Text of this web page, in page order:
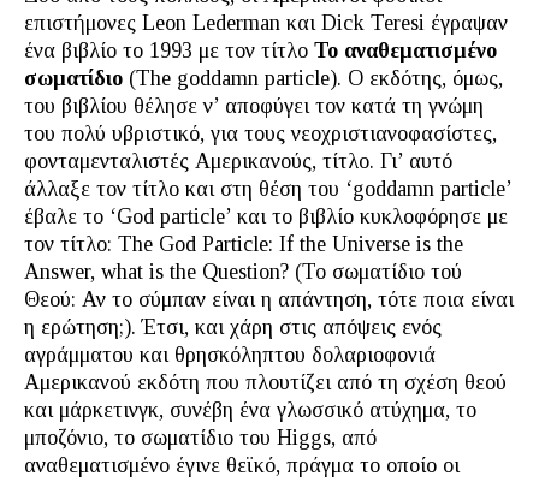
επιστήμονες Leon Lederman και Dick Teresi έγραψαν
ένα βιβλίο το 1993 με τον τίτλο Το αναθεματισμένο
σωματίδιο (The goddamn particle). Ο εκδότης, όμως,
του βιβλίου θέλησε ν’ αποφύγει τον κατά τη γνώμη
του πολύ υβριστικό, για τους νεοχριστιανοφασίστες,
φονταμενταλιστές Αμερικανούς, τίτλο. Γι’ αυτό
άλλαξε τον τίτλο και στη θέση του ‘goddamn particle’
έβαλε το ‘God particle’ και το βιβλίο κυκλοφόρησε με
τον τίτλο: The God Particle: If the Universe is the
Answer, what is the Question? (Το σωματίδιο τού
Θεού: Αν το σύμπαν είναι η απάντηση, τότε ποια είναι
η ερώτηση;). Έτσι, και χάρη στις απόψεις ενός
αγράμματου και θρησκόληπτου δολαριοφονιά
Αμερικανού εκδότη που πλουτίζει από τη σχέση θεού
και μάρκετινγκ, συνέβη ένα γλωσσικό ατύχημα, το
μποζόνιο, το σωματίδιο του Higgs, από
αναθεματισμένο έγινε θεϊκό, πράγμα το οποίο οι